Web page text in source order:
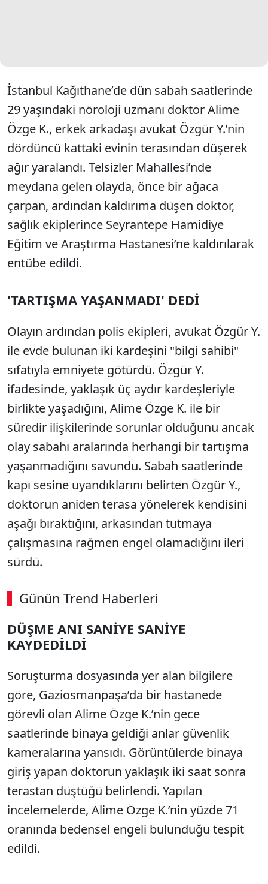
İstanbul Kağıthane’de dün sabah saatlerinde
29 yaşındaki nöroloji uzmanı doktor Alime
Özge K., erkek arkadaşı avukat Özgür Y.’nin
dördüncü kattaki evinin terasından düşerek
ağır yaralandı. Telsizler Mahallesi’nde
meydana gelen olayda, önce bir ağaca
çarpan, ardından kaldırıma düşen doktor,
sağlık ekiplerince Seyrantepe Hamidiye
Eğitim ve Araştırma Hastanesi’ne kaldırılarak
entübe edildi.
'TARTIŞMA YAŞANMADI' DEDİ
Olayın ardından polis ekipleri, avukat Özgür Y.
ile evde bulunan iki kardeşini "bilgi sahibi"
sıfatıyla emniyete götürdü. Özgür Y.
ifadesinde, yaklaşık üç aydır kardeşleriyle
birlikte yaşadığını, Alime Özge K. ile bir
süredir ilişkilerinde sorunlar olduğunu ancak
olay sabahı aralarında herhangi bir tartışma
yaşanmadığını savundu. Sabah saatlerinde
kapı sesine uyandıklarını belirten Özgür Y.,
doktorun aniden terasa yönelerek kendisini
aşağı bıraktığını, arkasından tutmaya
çalışmasına rağmen engel olamadığını ileri
sürdü.
Günün Trend Haberleri
SÖZCÜ SON DAKİKA
DÜŞME ANI SANİYE SANİYE
KAYDEDİLDİ
Soruşturma dosyasında yer alan bilgilere
göre, Gaziosmanpaşa’da bir hastanede
görevli olan Alime Özge K.’nin gece
saatlerinde binaya geldiği anlar güvenlik
kameralarına yansıdı. Görüntülerde binaya
giriş yapan doktorun yaklaşık iki saat sonra
terastan düştüğü belirlendi. Yapılan
incelemelerde, Alime Özge K.’nin yüzde 71
oranında bedensel engeli bulunduğu tespit
edildi.